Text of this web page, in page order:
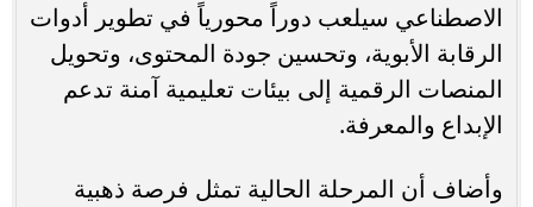
الاصطناعي سيلعب دوراً محورياً في تطوير أدوات
الرقابة الأبوية، وتحسين جودة المحتوى، وتحويل
المنصات الرقمية إلى بيئات تعليمية آمنة تدعم
الإبداع والمعرفة.
وأضاف أن المرحلة الحالية تمثل فرصة ذهبية